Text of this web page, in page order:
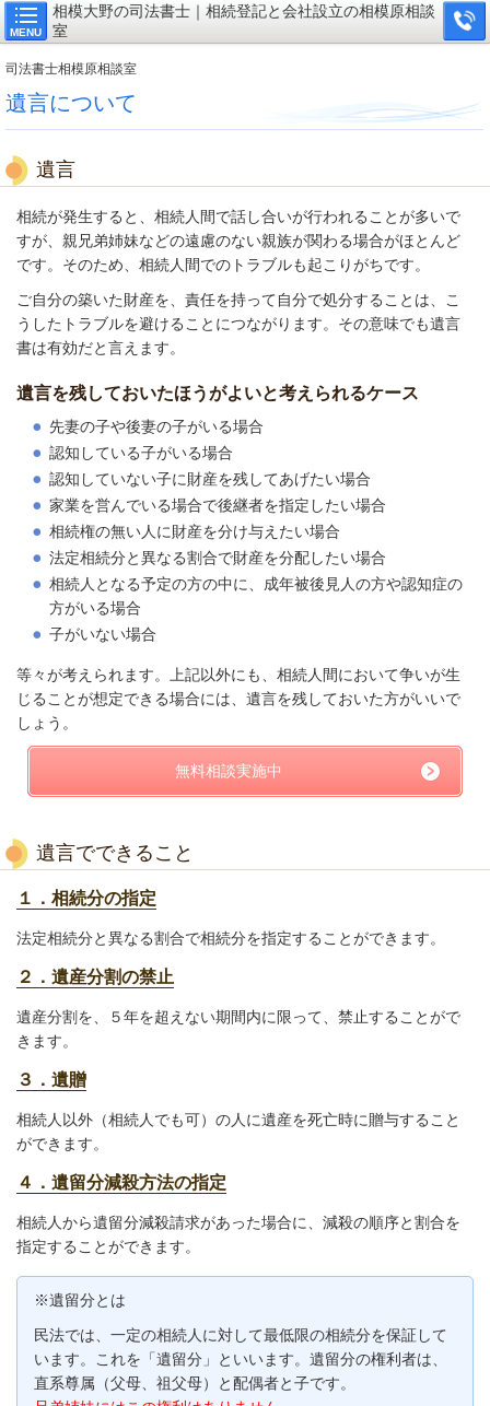
MENU
相模大野の司法書士｜相続登記と会社設立の相模原相談
室
司法書士相模原相談室
遺言について
遺言
相続が発生すると、相続人間で話し合いが行われることが多いで
すが、親兄弟姉妹などの遠慮のない親族が関わる場合がほとんど
です。そのため、相続人間でのトラブルも起こりがちです。
ご自分の築いた財産を、責任を持って自分で処分することは、こ
うしたトラブルを避けることにつながります。その意味でも遺言
書は有効だと言えます。
遺言を残しておいたほうがよいと考えられるケース
先妻の子や後妻の子がいる場合
認知している子がいる場合
認知していない子に財産を残してあげたい場合
家業を営んでいる場合で後継者を指定したい場合
相続権の無い人に財産を分け与えたい場合
法定相続分と異なる割合で財産を分配したい場合
相続人となる予定の方の中に、成年被後見人の方や認知症の
方がいる場合
子がいない場合
等々が考えられます。上記以外にも、相続人間において争いが生
じることが想定できる場合には、遺言を残しておいた方がいいで
しょう。
無料相談実施中
遺言でできること
１．相続分の指定
法定相続分と異なる割合で相続分を指定することができます。
２．遺産分割の禁止
遺産分割を、５年を超えない期間内に限って、禁止することがで
きます。
３．遺贈
相続人以外（相続人でも可）の人に遺産を死亡時に贈与すること
ができます。
４．遺留分減殺方法の指定
相続人から遺留分減殺請求があった場合に、減殺の順序と割合を
指定することができます。
※遺留分とは
民法では、一定の相続人に対して最低限の相続分を保証して
います。これを「遺留分」といいます。遺留分の権利者は、
直系尊属（父母、祖父母）と配偶者と子です。